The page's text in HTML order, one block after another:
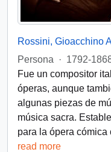
Rossini, Gioacchino
Persona
· 1792-
Fue un compositor
óperas, aunque
algunas piezas de
música sacra.
para la ópera
read more